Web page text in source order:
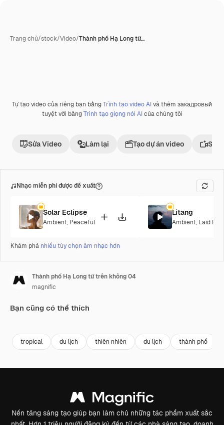
Trang chủ/stock/Video/Thành phố Hạ Long từ…
Tự tạo video của riêng bạn bằngTrình tạo video AIvà thêm закадровый
tuyệt vời bằngTrình tạo giọng nói AIcủa chúng tôi
Sửa Video Làm lại Tạo dự án video Sử
Nhạc miễn phí được đề xuất
Solar Eclipse
Ambient, Peaceful
Litang
Ambient, Laid
Khám phá nhiều tùy chọn âm nhạc hơn
Thành phố Hạ Long từ trên không 04
magnific
Bạn cũng có thể thích
tropical du lịch thiên nhiên du lịch thành phố
Nền tảng sáng tạo giúp bạn làm chủ những tác phẩm xuất sắc